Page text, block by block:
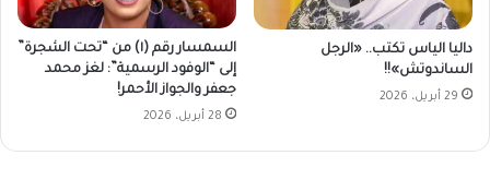
داليا الياس تكتب.. «الرجل
الساندوتش»!!
29 أبريل، 2026
السمسار رقم (١) من “تحت الشجرة”
إلى “الوفود الرسمية”: لغز محمد
جعفر والجواز الأحمر!
28 أبريل، 2026